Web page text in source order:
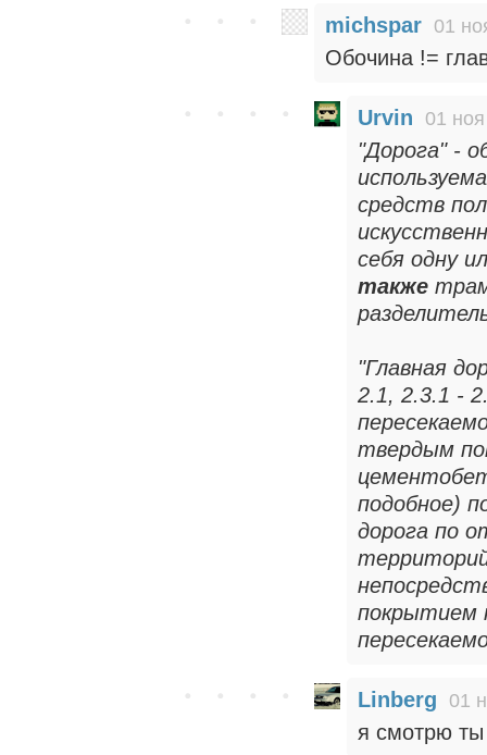
michspar 01
Обочина !=
Urvin 01
"Дорога" -
средств
себя одну
также
"Главная
2.1, 2.3.1 -
твердым
подобное)
дорога по
покрытием
Linberg 01
я смотрю